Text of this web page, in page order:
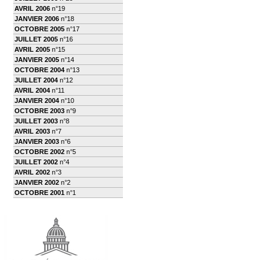
AVRIL 2006 n°19
JANVIER 2006 n°18
OCTOBRE 2005 n°17
JUILLET 2005 n°16
AVRIL 2005 n°15
JANVIER 2005 n°14
OCTOBRE 2004 n°13
JUILLET 2004 n°12
AVRIL 2004 n°11
JANVIER 2004 n°10
OCTOBRE 2003 n°9
JUILLET 2003 n°8
AVRIL 2003 n°7
JANVIER 2003 n°6
OCTOBRE 2002 n°5
JUILLET 2002 n°4
AVRIL 2002 n°3
JANVIER 2002 n°2
OCTOBRE 2001 n°1